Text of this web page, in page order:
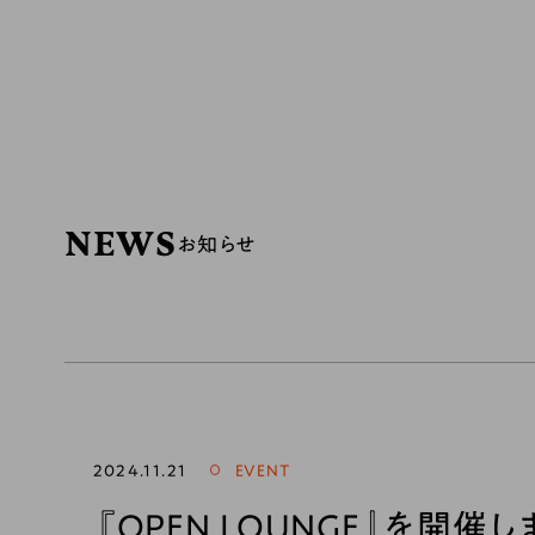
NEWS お知らせ
2024.11.21 EVENT
『OPEN LOUNGE』を開催し